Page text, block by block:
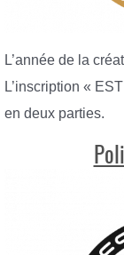
L’année de la
L’inscription «
en deux parties.